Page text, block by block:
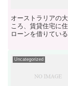
オーストラリアの
ころ、賃貸住宅に
ローンを借りてい
Uncategorized